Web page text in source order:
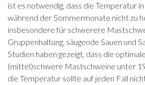
ist es notwendig, dass die Temperatur
während der Sommermonate nicht zu
insbesondere für schwerere
Gruppenhaltung, säugende Sauen und
Studien haben gezeigt, dass die
(mittel)schwere Mastschweine unter
die Temperatur sollte auf jeden Fall